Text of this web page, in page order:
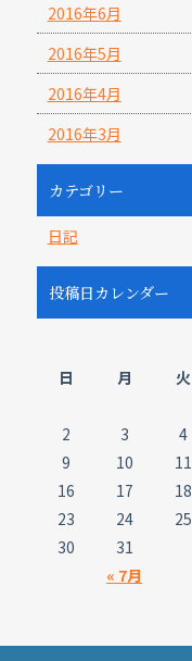
2016年6月
2016年5月
2016年4月
2016年3月
カテゴリー
日記
投稿日カレンダー
日
月 火
« 7月
2
3 4
9
10 11
16
17 18
23
24 25
30
31